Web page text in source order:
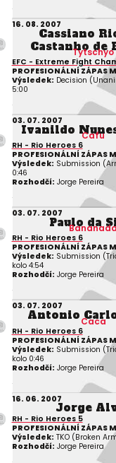
16. 08. 2007
Cassiano
Castanho de
Tytschyo
EFC - Extreme Fight
PROFESIONÁLNÍ ZÁPAS
Výsledek: Decision
5:00
03. 07. 2007
Ivanildo Cafu
RH - Rio Heroes 6
PROFESIONÁLNÍ ZÁPAS
Výsledek: Submission
0:46
Rozhodčí: Jorge Pereira
03. 07. 2007
Paulo da
RH - Rio Heroes 6
PROFESIONÁLNÍ ZÁPAS
Výsledek: Submission
kolo 4:54
Rozhodčí: Jorge Pereira
03. 07. 2007
Antonio Caca
RH - Rio Heroes 6
PROFESIONÁLNÍ ZÁPAS
Výsledek: Submission
kolo 0:46
Rozhodčí: Jorge Pereira
16. 06. 2007
Jorge
RH - Rio Heroes 5
PROFESIONÁLNÍ ZÁPAS
Výsledek: TKO (Broken
Rozhodčí: Jorge Pereira